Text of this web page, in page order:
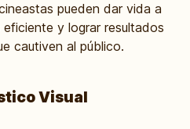
pueden dar vida a
y lograr resultados
cautiven al público.
Visual